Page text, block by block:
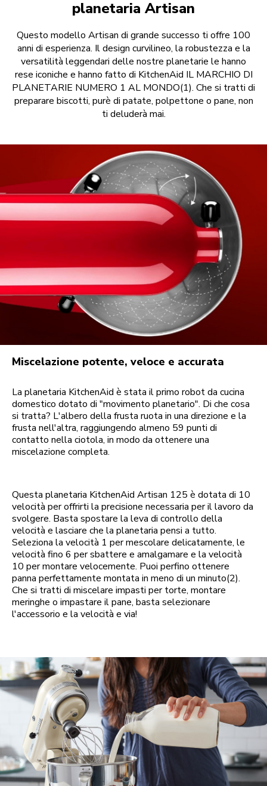
planetaria Artisan
Questo modello Artisan di grande successo ti offre 100
anni di esperienza. Il design curvilineo, la robustezza e la
versatilità leggendari delle nostre planetarie le hanno
rese iconiche e hanno fatto di KitchenAid IL MARCHIO DI
PLANETARIE NUMERO 1 AL MONDO(1). Che si tratti di
preparare biscotti, purè di patate, polpettone o pane, non
ti deluderà mai.
Miscelazione potente, veloce e accurata
La planetaria KitchenAid è stata il primo robot da cucina
domestico dotato di "movimento planetario". Di che cosa
si tratta? L'albero della frusta ruota in una direzione e la
frusta nell'altra, raggiungendo almeno 59 punti di
contatto nella ciotola, in modo da ottenere una
miscelazione completa.
Questa planetaria KitchenAid Artisan 125 è dotata di 10
velocità per offrirti la precisione necessaria per il lavoro da
svolgere. Basta spostare la leva di controllo della
velocità e lasciare che la planetaria pensi a tutto.
Seleziona la velocità 1 per mescolare delicatamente, le
velocità fino 6 per sbattere e amalgamare e la velocità
10 per montare velocemente. Puoi perfino ottenere
panna perfettamente montata in meno di un minuto(2).
Che si tratti di miscelare impasti per torte, montare
meringhe o impastare il pane, basta selezionare
l'accessorio e la velocità e via!